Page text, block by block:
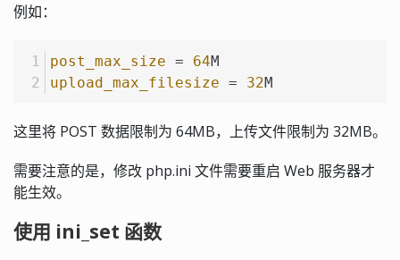
例如：
post_max_size = 64M
upload_max_filesize = 32M
这里将 POST 数据限制为 64MB，上传文件限制为 32MB。
需要注意的是，修改 php.ini 文件需要重启 Web 服务器才
能生效。
使用 ini_set 函数